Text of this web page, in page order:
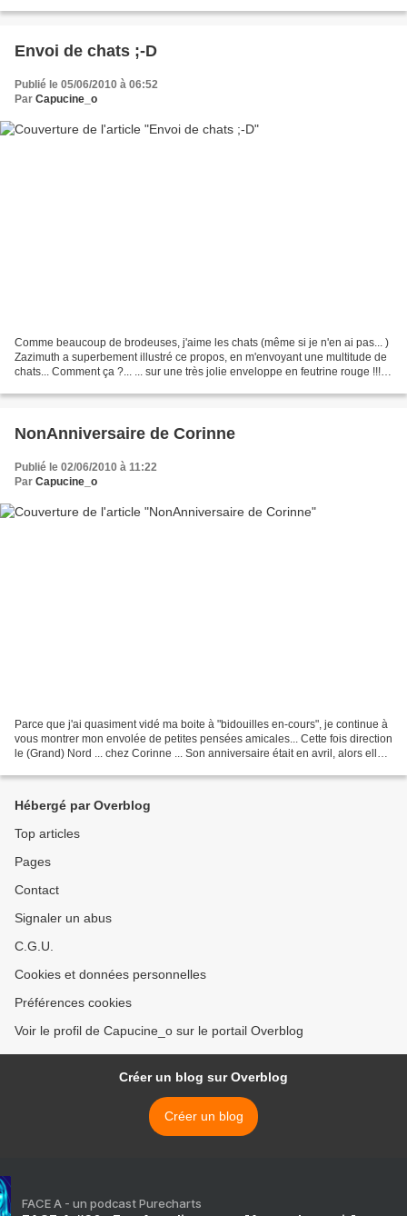
Envoi de chats ;-D
Publié le 05/06/2010 à 06:52
Par Capucine_o
Comme beaucoup de brodeuses, j'aime les chats (même si je n'en ai pas... )
Zazimuth a superbement illustré ce propos, en m'envoyant une multitude de
chats... Comment ça ?... ... sur une très jolie enveloppe en feutrine rouge !!!
NonAnniversaire de Corinne
Publié le 02/06/2010 à 11:22
Par Capucine_o
Parce que j'ai quasiment vidé ma boite à "bidouilles en-cours", je continue à
vous montrer mon envolée de petites pensées amicales... Cette fois direction
le (Grand) Nord ... chez Corinne ... Son anniversaire était en avril, alors elle
Hébergé par Overblog
Top articles
Pages
Contact
Signaler un abus
C.G.U.
Cookies et données personnelles
Préférences cookies
Voir le profil de Capucine_o sur le portail Overblog
Créer un blog sur Overblog
Créer un blog
FACE A - un podcast Purecharts